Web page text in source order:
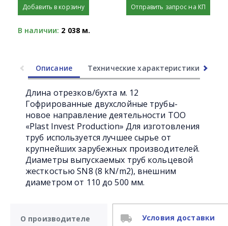
Добавить в корзину Отправить запрос на КП
В наличии: 2 038 м.
Описание Технические характеристики
Длина отрезков/бухта м. 12
Гофрированные двухслойные трубы-
новое направление деятельности ТОО
«Plast Invest Production» Для изготовления
труб используется лучшее сырье от
крупнейших зарубежных производителей.
Диаметры выпускаемых труб кольцевой
жесткостью SN8 (8 kN/m2), внешним
диаметром от 110 до 500 мм.
О производителе
Условия доставки